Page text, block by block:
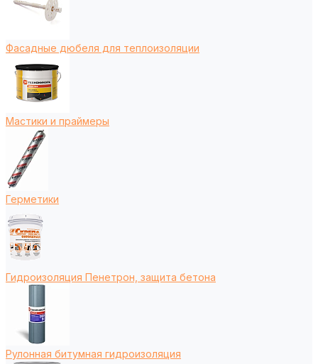
Фасадные дюбеля для теплоизоляции
Мастики и праймеры
Герметики
Гидроизоляция Пенетрон, защита бетона
Рулонная битумная гидроизоляция